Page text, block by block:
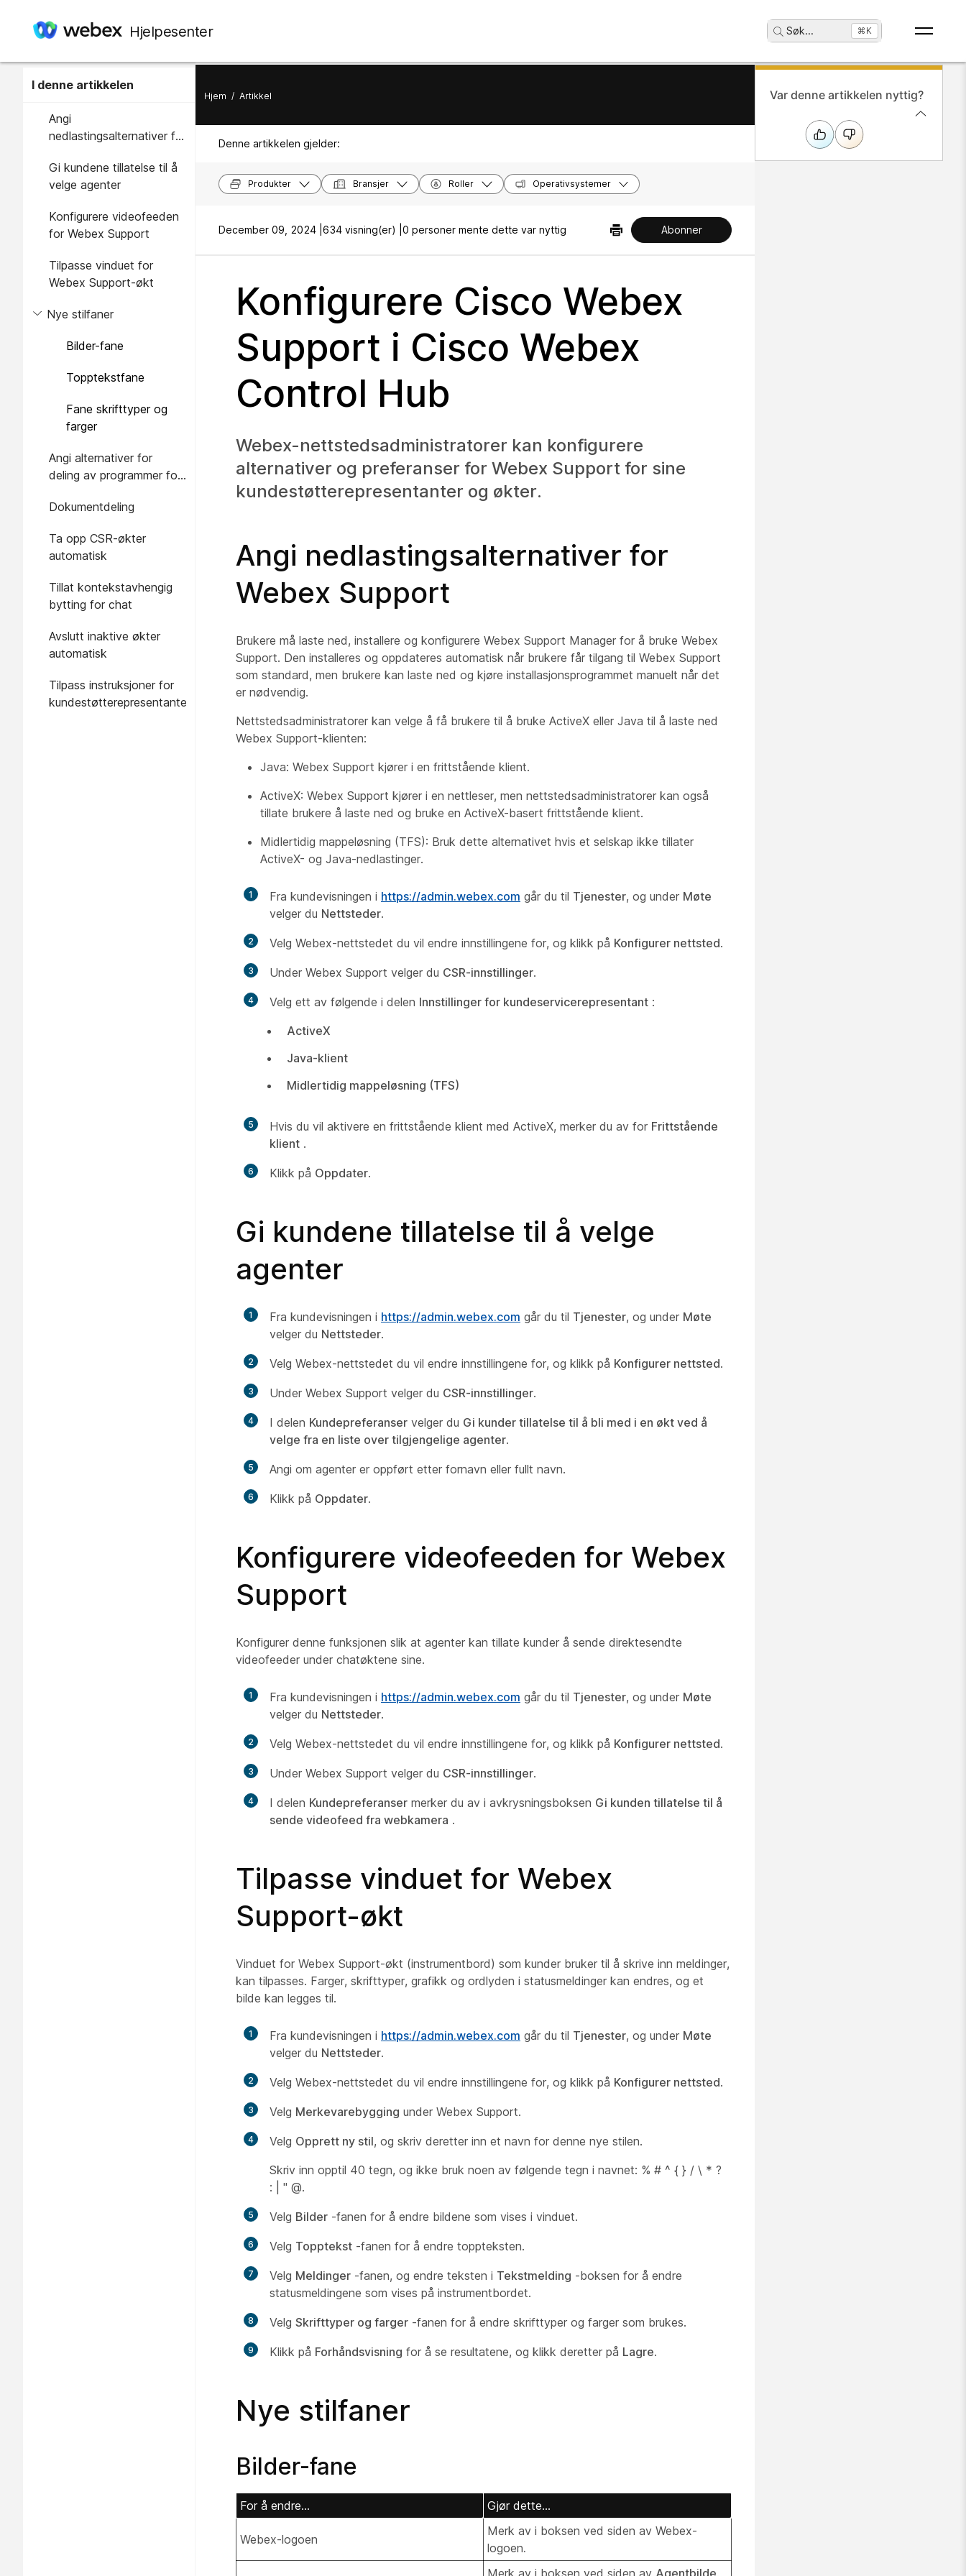
Hjelpesenter Søk... ⌘K
I denne artikkelen
Angi
nedlastingsalternativer for
Gi kundene tillatelse til å
velge agenter
Konfigurere videofeeden
for Webex Support
Tilpasse vinduet for
Webex Support-økt
Nye stilfaner
Bilder-fane
Topptekstfane
Fane skrifttyper og
farger
Angi alternativer for
deling av programmer for
Dokumentdeling
Ta opp CSR-økter
automatisk
Tillat kontekstavhengig
bytting for chat
Avslutt inaktive økter
automatisk
Tilpass instruksjoner for
kundestøtterepresentanter
Hjem / Artikkel
Denne artikkelen gjelder:
Produkter Bransjer Roller Operativsystemer
December 09, 2024 | 634 visning(er) | 0 personer mente dette var nyttig Abonner
Konfigurere Cisco Webex
Support i Cisco Webex
Control Hub
Webex-nettstedsadministratorer kan konfigurere
alternativer og preferanser for Webex Support for sine
kundestøtterepresentanter og økter.
Angi nedlastingsalternativer for
Webex Support
Brukere må laste ned, installere og konfigurere Webex Support Manager for å bruke Webex
Support. Den installeres og oppdateres automatisk når brukere får tilgang til Webex Support
som standard, men brukere kan laste ned og kjøre installasjonsprogrammet manuelt når det
er nødvendig.
Nettstedsadministratorer kan velge å få brukere til å bruke ActiveX eller Java til å laste ned
Webex Support-klienten:
Java: Webex Support kjører i en frittstående klient.
ActiveX: Webex Support kjører i en nettleser, men nettstedsadministratorer kan også
tillate brukere å laste ned og bruke en ActiveX-basert frittstående klient.
Midlertidig mappeløsning (TFS): Bruk dette alternativet hvis et selskap ikke tillater
ActiveX- og Java-nedlastinger.
1 Fra kundevisningen i https://admin.webex.com går du til Tjenester, og under Møte
velger du Nettsteder.
2 Velg Webex-nettstedet du vil endre innstillingene for, og klikk på Konfigurer nettsted.
3 Under Webex Support velger du CSR-innstillinger.
4 Velg ett av følgende i delen Innstillinger for kundeservicerepresentant :
ActiveX
Java-klient
Midlertidig mappeløsning (TFS)
5 Hvis du vil aktivere en frittstående klient med ActiveX, merker du av for Frittstående
klient .
6 Klikk på Oppdater.
Gi kundene tillatelse til å velge
agenter
1 Fra kundevisningen i https://admin.webex.com går du til Tjenester, og under Møte
velger du Nettsteder.
2 Velg Webex-nettstedet du vil endre innstillingene for, og klikk på Konfigurer nettsted.
3 Under Webex Support velger du CSR-innstillinger.
4 I delen Kundepreferanser velger du Gi kunder tillatelse til å bli med i en økt ved å
velge fra en liste over tilgjengelige agenter.
5 Angi om agenter er oppført etter fornavn eller fullt navn.
6 Klikk på Oppdater.
Konfigurere videofeeden for Webex
Support
Konfigurer denne funksjonen slik at agenter kan tillate kunder å sende direktesendte
videofeeder under chatøktene sine.
1 Fra kundevisningen i https://admin.webex.com går du til Tjenester, og under Møte
velger du Nettsteder.
2 Velg Webex-nettstedet du vil endre innstillingene for, og klikk på Konfigurer nettsted.
3 Under Webex Support velger du CSR-innstillinger.
4 I delen Kundepreferanser merker du av i avkrysningsboksen Gi kunden tillatelse til å
sende videofeed fra webkamera .
Tilpasse vinduet for Webex
Support-økt
Vinduet for Webex Support-økt (instrumentbord) som kunder bruker til å skrive inn meldinger,
kan tilpasses. Farger, skrifttyper, grafikk og ordlyden i statusmeldinger kan endres, og et
bilde kan legges til.
1 Fra kundevisningen i https://admin.webex.com går du til Tjenester, og under Møte
velger du Nettsteder.
2 Velg Webex-nettstedet du vil endre innstillingene for, og klikk på Konfigurer nettsted.
3 Velg Merkevarebygging under Webex Support.
4 Velg Opprett ny stil, og skriv deretter inn et navn for denne nye stilen.
Skriv inn opptil 40 tegn, og ikke bruk noen av følgende tegn i navnet: % # ^ { } / \ * ?
: | " @.
5 Velg Bilder -fanen for å endre bildene som vises i vinduet.
6 Velg Topptekst -fanen for å endre toppteksten.
7 Velg Meldinger -fanen, og endre teksten i Tekstmelding -boksen for å endre
statusmeldingene som vises på instrumentbordet.
8 Velg Skrifttyper og farger -fanen for å endre skrifttyper og farger som brukes.
9 Klikk på Forhåndsvisning for å se resultatene, og klikk deretter på Lagre.
Nye stilfaner
Bilder-fane
For å endre... Gjør dette...
Webex-logoen
Merk av i boksen ved siden av Webex-
logoen.
Merk av i boksen ved siden av Agentbilde
Var denne artikkelen nyttig?